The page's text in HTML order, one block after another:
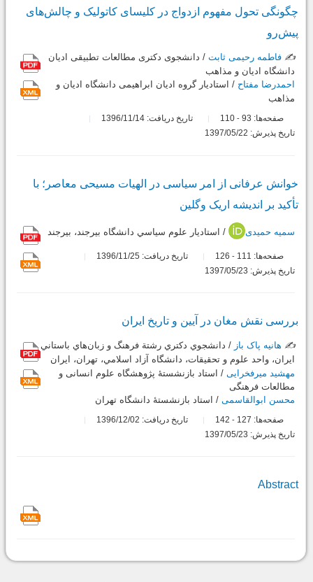
چگونگی تحول مفهوم ازدواج در کلیسای کاتولیک و چالش‌های
پیش‌رو
✍️ فاطمه رحیمی ثابت / دانشجوی دکتری مطالعات تطبیقی ادیان
دانشگاه ادیان و مذاهب
احمدرضا مفتاح / استادیار گروه ادیان ابراهیمی دانشگاه ادیان و
مذاهب
صفحه‌ها: 93
-
تاریخ دریافت: 1396/11/14
تاریخ پذیرش: 1397/05/22
خوانش عرفانی از امر سیاسی در الهیات مسیحی معاصر؛ با
تأکید بر اندیشه اریک وگلین
سمیه حمیدی / استاديار علوم سياسي دانشگاه بیرجند، بیرجند
صفحه‌ها: 111
-
تاریخ دریافت: 1396/11/25
تاریخ پذیرش: 1397/05/23
بررسی نقش مغان در آیین و تاریخ ایران
✍️ هانیه پاک باز / دانشجوي دكتري رشتة فرهنگ و زبان‌هاي باستاني
ایران، واحد علوم و تحقيقات، دانشگاه آزاد اسلامي، تهران، ايران
مهشید میرفخرایی / استاد بازنشستۀ پژوهشگاه علوم انسانی و
مطالعات فرهنگی
محسن ابوالقاسمی / استاد بازنشستۀ دانشگاه تهران
صفحه‌ها: 127
-
تاریخ دریافت: 1396/12/02
تاریخ پذیرش: 1397/05/23
Abstract